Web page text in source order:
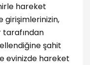
hareket
girişimlerinizin,
tarafından
şahit
evinizde hareket